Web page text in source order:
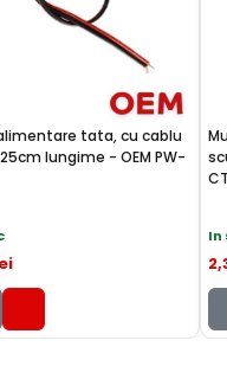
tata, cu cablu
lungime - OEM PW-
In
2